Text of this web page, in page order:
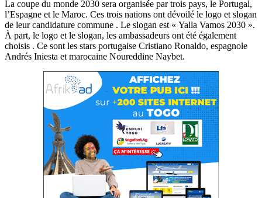
La coupe du monde 2030 sera organisée par trois pays, le Portugal,
l’Espagne et le Maroc. Ces trois nations ont dévoilé le logo et slogan
de leur candidature commune . Le slogan est « Yalla Vamos 2030 ».
À part, le logo et le slogan, les ambassadeurs ont été également
choisis . Ce sont les stars portugaise Cristiano Ronaldo, espagnole
Andrés Iniesta et marocaine Noureddine Naybet.